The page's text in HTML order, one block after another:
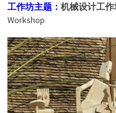
工作坊主题： 机械设计工
Workshop